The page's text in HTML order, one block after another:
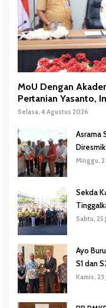
MoU Dengan
Pertanian Yasanto,
Selasa, 4 Agustus 2026
Asrama
Minggu,
Sekda
Sabtu, 25
Ayo
Kamis, 23